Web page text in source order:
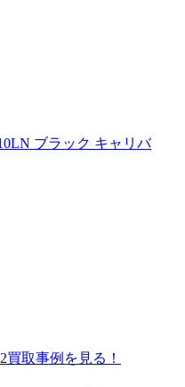
ブラック キャリバ
取事例を見る！